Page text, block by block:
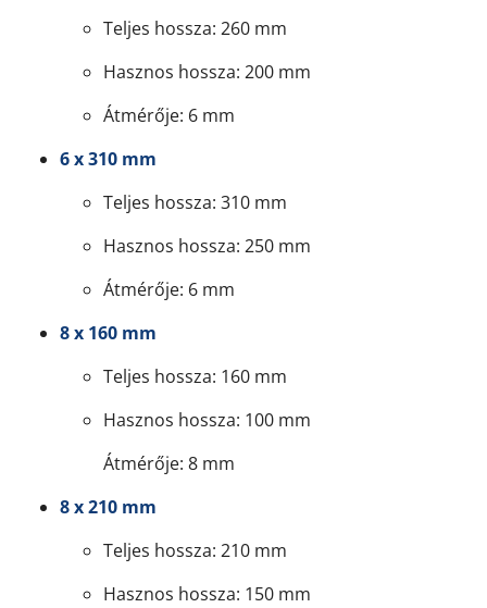
Teljes hossza: 260 mm
Hasznos hossza: 200 mm
Átmérője: 6 mm
6 x 310 mm
Teljes hossza: 310 mm
Hasznos hossza: 250 mm
Átmérője: 6 mm
8 x 160 mm
Teljes hossza: 160 mm
Hasznos hossza: 100 mm
Átmérője: 8 mm
8 x 210 mm
Teljes hossza: 210 mm
Hasznos hossza: 150 mm